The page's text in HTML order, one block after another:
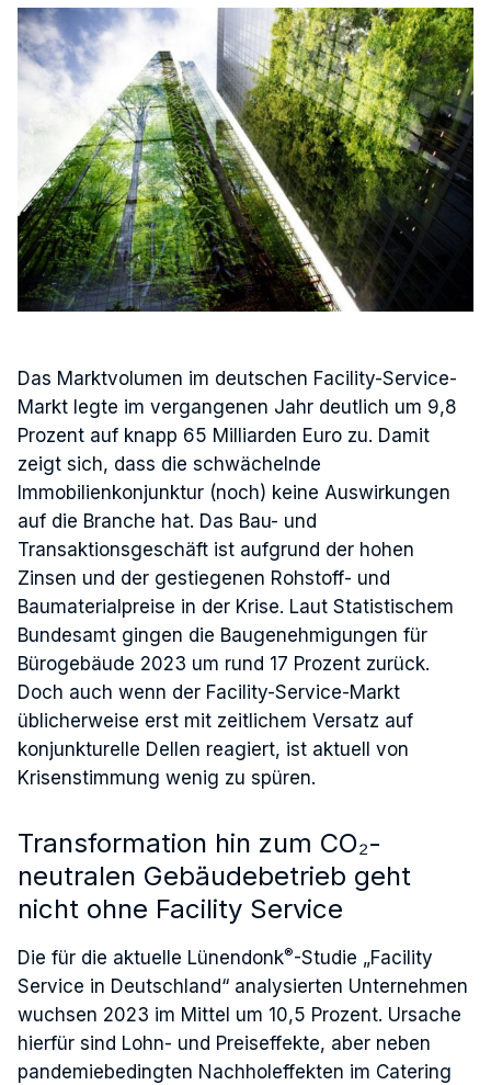
Das Marktvolumen im deutschen Facility-Service-
Markt legte im vergangenen Jahr deutlich um 9,8
Prozent auf knapp 65 Milliarden Euro zu. Damit
zeigt sich, dass die schwächelnde
Immobilienkonjunktur (noch) keine Auswirkungen
auf die Branche hat. Das Bau- und
Transaktionsgeschäft ist aufgrund der hohen
Zinsen und der gestiegenen Rohstoff- und
Baumaterialpreise in der Krise. Laut Statistischem
Bundesamt gingen die Baugenehmigungen für
Bürogebäude 2023 um rund 17 Prozent zurück.
Doch auch wenn der Facility-Service-Markt
üblicherweise erst mit zeitlichem Versatz auf
konjunkturelle Dellen reagiert, ist aktuell von
Krisenstimmung wenig zu spüren.
Transformation hin zum CO₂-
neutralen Gebäudebetrieb geht
nicht ohne Facility Service
Die für die aktuelle Lünendonk®-Studie „Facility
Service in Deutschland“ analysierten Unternehmen
wuchsen 2023 im Mittel um 10,5 Prozent. Ursache
hierfür sind Lohn- und Preiseffekte, aber neben
pandemiebedingten Nachholeffekten im Catering